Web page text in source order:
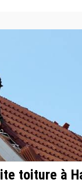
toiture à